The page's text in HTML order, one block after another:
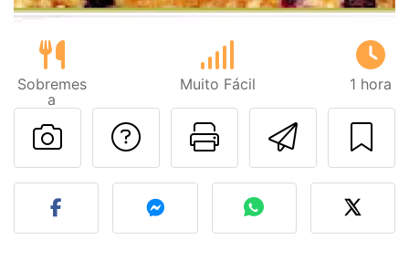
Sobremes
a
Muito Fácil 1 hora
Imprima
Falar com o autor
Fez esta receita?